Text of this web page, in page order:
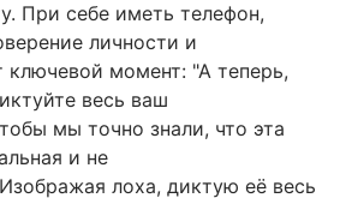
При себе иметь телефон,
личности и
ключевой момент: "А теперь,
весь ваш
мы точно знали, что эта
и не
лоха, диктую её весь